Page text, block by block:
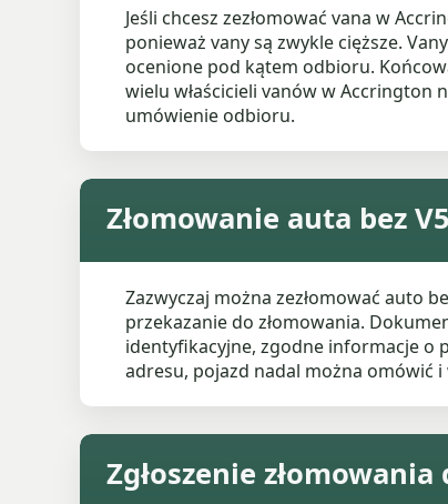
Jeśli chcesz zezłomować vana w
ponieważ vany są zwykle cięższe.
ocenione pod kątem odbioru.
wielu właścicieli vanów w
umówienie odbioru.
Złomowanie auta bez
Zazwyczaj można zezłomować auto
przekazanie do złomowania.
identyfikacyjne, zgodne informacje o
adresu, pojazd nadal można omówić i
Zgłoszenie